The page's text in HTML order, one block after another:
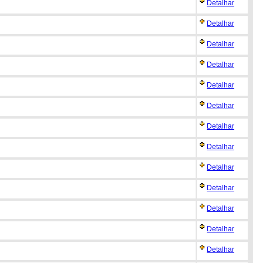
Detalhar
Detalhar
Detalhar
Detalhar
Detalhar
Detalhar
Detalhar
Detalhar
Detalhar
Detalhar
Detalhar
Detalhar
Detalhar